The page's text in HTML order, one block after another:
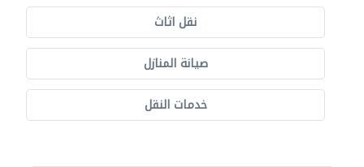
نقل اثاث
صيانة المنازل
خدمات النقل